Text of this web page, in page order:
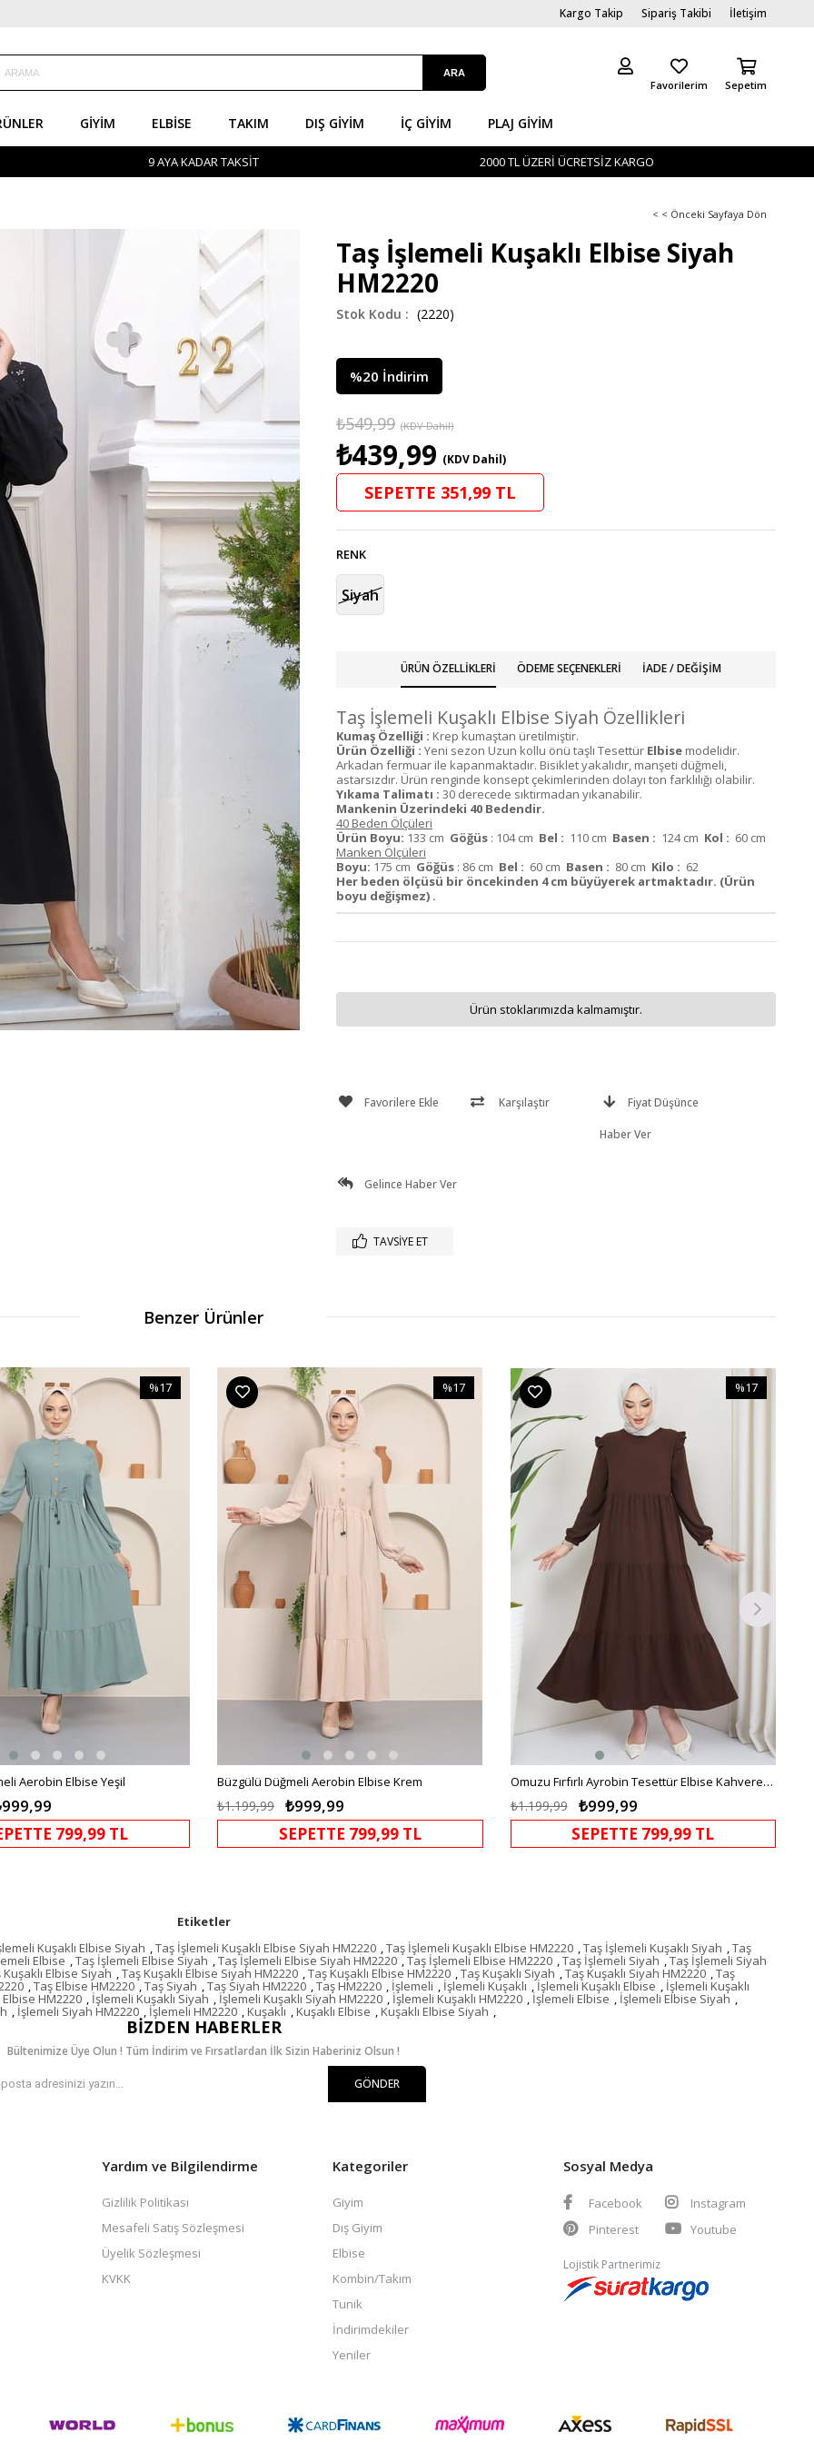
Kargo Takip Sipariş Takibi İletişim
Sepetim
Favorilerim
GIYIM ELBISE TAKIM DIŞ GIYIM İÇ GİYIM PLAJ GIYIM
9 AYA KADAR TAKSİT 2000 TL ÜZERİ ÜCRETSİZ KARGO
< < Önceki Sayfaya Dön
Taş İşlemeli Kuşaklı Elbise Siyah
HM2220
(2220)
%20 İndirim
₺549,99 (KDV Dahil)
₺439,99 (KDV Dahil)
SEPETTE 351,99 TL
RENK
Siyah
ÜRÜN ÖZELLIKLERI ÖDEME SEÇENEKLERI İADE / DEĞIŞIM
Taş İşlemeli Kuşaklı Elbise Siyah Özellikleri
Kumaş Özelliği : Krep kumaştan üretilmiştir.
Ürün Özelliği : Yeni sezon Uzun kollu önü taşlı Tesettür Elbise modelidir.
Arkadan fermuar ile kapanmaktadır. Bisiklet yakalıdır, manşeti düğmeli,
astarsızdır. Ürün renginde konsept çekimlerinden dolayı ton farklılığı olabilir.
Yıkama Talimatı : 30 derecede sıktırmadan yıkanabilir.
Mankenin Üzerindeki 40 Bedendir.
40 Beden Ölçüleri
Ürün Boyu: 133 cm Göğüs : 104 cm Bel : 110 cm Basen : 124 cm Kol : 60 cm
Manken Ölçüleri
Boyu: 175 cm Göğüs : 86 cm Bel : 60 cm Basen : 80 cm Kilo : 62
Her beden ölçüsü bir öncekinden 4 cm büyüyerek artmaktadır. (Ürün
boyu değişmez) .
Ürün stoklarımızda kalmamıştır.
Favorilere Ekle Karşılaştır Fiyat Düşünce
Haber Ver
Gelince Haber Ver
TAVSIYE ET
Benzer Ürünler
Aerobin Elbise Yeşil
%17
İndirim
799,99 TL
Büzgülü Düğmeli Aerobin Elbise Krem
₺999,99
₺1.199,99
%17
İndirim
%17İndirim
SEPETTE 799,99 TL
Omuzu Fırfırlı Ayrobin Tesettür Elbise Kahverengi HM2062
₺999,99
₺1.199,99
%17
SEPETTE 799,99 TL
Etiketler
Kuşaklı Elbise Siyah ,Taş İşlemeli Kuşaklı Elbise Siyah HM2220 ,Taş İşlemeli Kuşaklı Elbise HM2220 ,Taş İşlemeli Kuşaklı Siyah ,Taş
Elbise ,Taş İşlemeli Elbise Siyah ,Taş İşlemeli Elbise Siyah HM2220 ,Taş İşlemeli Elbise HM2220 ,Taş İşlemeli Siyah ,Taş İşlemeli Siyah
Kuşaklı Elbise Siyah ,Taş Kuşaklı Elbise Siyah HM2220 ,Taş Kuşaklı Elbise HM2220 ,Taş Kuşaklı Siyah ,Taş Kuşaklı Siyah HM2220 ,Taş
,Taş Elbise HM2220 ,Taş Siyah ,Taş Siyah HM2220 ,Taş HM2220 , İşlemeli , İşlemeli Kuşaklı , İşlemeli Kuşaklı Elbise , İşlemeli Kuşaklı
HM2220 , İşlemeli Kuşaklı Siyah , İşlemeli Kuşaklı Siyah HM2220 , İşlemeli Kuşaklı HM2220 , İşlemeli Elbise , İşlemeli Elbise Siyah ,
, İşlemeli Siyah HM2220 , İşlemeli HM2220 ,Kuşaklı ,Kuşaklı Elbise ,Kuşaklı Elbise Siyah ,
BIZDEN HABERLER
Bültenimize Üye Olun ! Tüm İndirim ve Fırsatlardan İlk Sizin Haberiniz Olsun !
GÖNDER
Yardım ve Bilgilendirme
Gizlilik Politikası
Mesafeli Satış Sözleşmesi
Üyelik Sözleşmesi
KVKK
Kategoriler
Giyim
Dış Giyim
Elbise
Kombin/Takım
Tunik
İndirimdekiler
Yeniler
Sosyal Medya
Facebook
Instagram
Pinterest
Youtube
Lojistik Partnerimiz